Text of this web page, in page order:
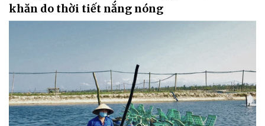
khăn do thời tiết nắng nóng